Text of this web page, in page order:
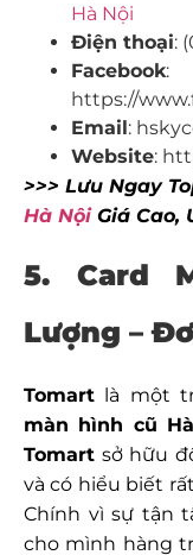
Hà Nội
Điện thoại:
Facebook:
https://
Email:
Website:
>>> Lưu Ngay
Hà NộiGiá Cao,
5. Card
Lượng –
Tomart là một
màn hình cũ
Tomart sở hữu
và có hiểu biết
Chính vì sự tận
cho mình hàng